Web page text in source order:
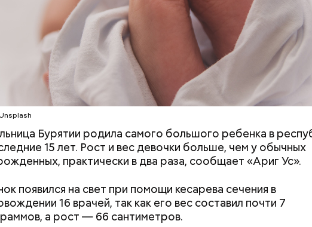
Бурятии родила самого большого ребенка в
15 лет. Рост и вес девочки больше, чем у обычных
практически в два раза, сообщает «Ариг Ус».
появился на свет при помощи кесарева сечения в
16 врачей, так как его вес составил почти 7
а рост — 66 сантиметров.
день бесконечности придумал американский
Жан-Пьер Ади Феньо в 1987 году. Так как цифра восемь
на знак бесконечности, то и дата была выбрана «08.08».
организуются тематические лекции по математике и
а также проводят выставки на тему бесконечности.
Дебошир и «гроза»
силовиков: кто такой Роберт
Гилман, которого просят
освободить США
Маникюр
украшу: тренды
Москве летом 2026